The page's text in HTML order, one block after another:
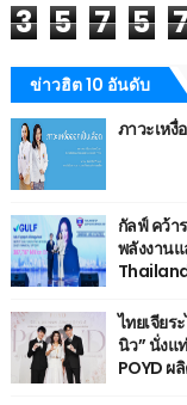
3 5 7 5
ข่าวฮิต 10 อันดับ
ภาวะเหงื่
กัลฟ์ คว้า
พลังงาน
ไทยเจีย
นิว” นั่งแ
POYD